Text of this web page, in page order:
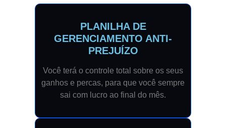
PLANILHA DE
GERENCIAMENTO ANTI-
PREJUÍZO
Você terá o controle total sobre os seus
ganhos e percas, para que você sempre
sai com lucro ao final do mês.